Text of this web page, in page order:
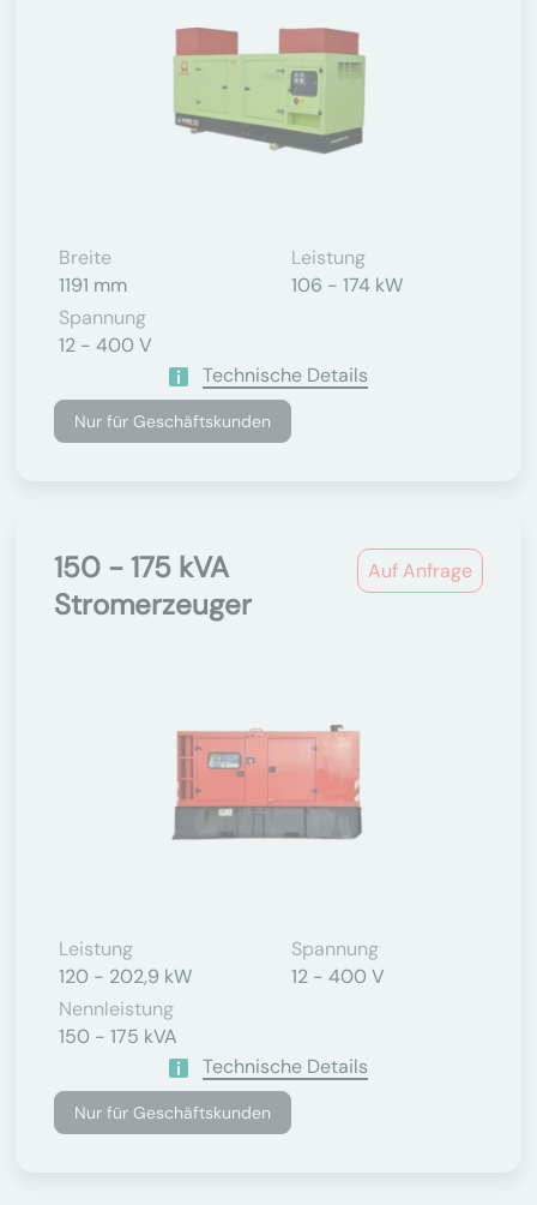
Breite
1191 mm
Leistung
106 - 174 kW
Spannung
12 - 400 V
Technische Details
Nur für Geschäftskunden
Auf Anfrage
150 - 175 kVA
Stromerzeuger
Leistung
120 - 202,9 kW
Spannung
12 - 400 V
Nennleistung
150 - 175 kVA
Technische Details
Nur für Geschäftskunden